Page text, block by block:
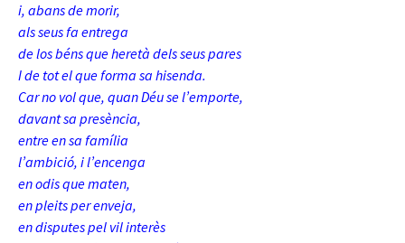
i, abans de morir,
als seus fa entrega
de los béns que heretà dels seus pares
I de tot el que forma sa hisenda.
Car no vol que, quan Déu se l’emporte,
davant sa presència,
entre en sa família
l’ambició, i l’encenga
en odis que maten,
en pleits per enveja,
en disputes pel vil interès